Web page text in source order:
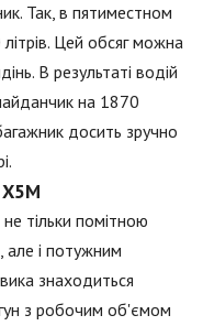
Так, в пятиместном
Цей обсяг можна
В результаті водій
на 1870
досить зручно
тільки помітною
але і потужним
знаходиться
з робочим об'ємом